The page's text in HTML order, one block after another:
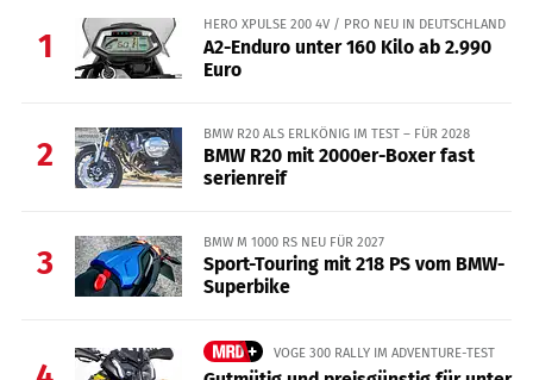
1
HERO XPULSE 200 4V / PRO NEU IN DEUTSCHLAND
A2-Enduro unter 160 Kilo ab 2.990
Euro
2
BMW R20 ALS ERLKÖNIG IM TEST – FÜR 2028
BMW R20 mit 2000er-Boxer fast
serienreif
3
BMW M 1000 RS NEU FÜR 2027
Sport-Touring mit 218 PS vom BMW-
Superbike
VOGE 300 RALLY IM ADVENTURE-TEST